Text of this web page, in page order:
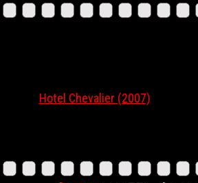
Hotel Chevalier (2007)